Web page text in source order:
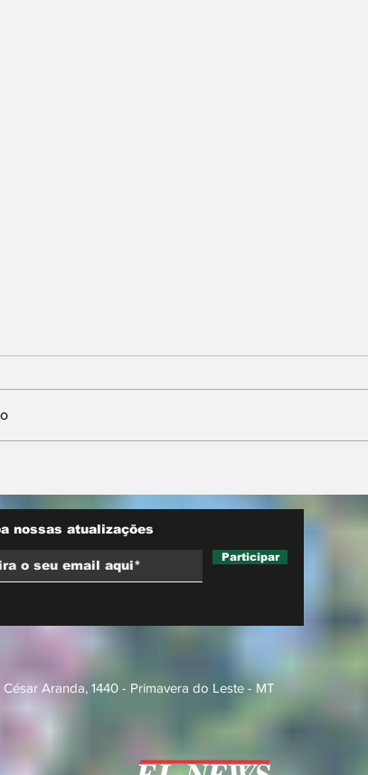
novas regras para
atuação de food trucks
nossas atualizações
Participar
César Aranda, 1440 - Primavera do Leste - MT